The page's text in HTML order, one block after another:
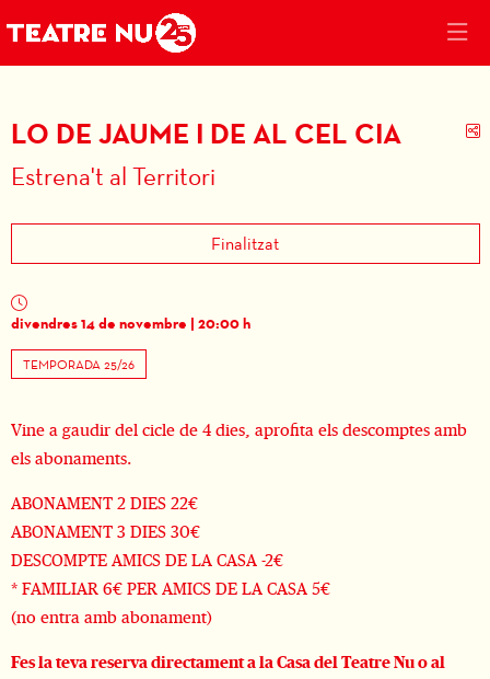
LO DE JAUME I DE AL CEL CIA
Estrena't al Territori
Finalitzat
divendres 14 de novembre | 20:00 h
TEMPORADA 25/26
Vine a gaudir del cicle de 4 dies, aprofita els descomptes amb
els abonaments.
ABONAMENT 2 DIES 22€
ABONAMENT 3 DIES 30€
DESCOMPTE AMICS DE LA CASA -2€
* FAMILIAR 6€ PER AMICS DE LA CASA 5€
(no entra amb abonament)
Fes la teva reserva directament a la Casa del Teatre Nu o al